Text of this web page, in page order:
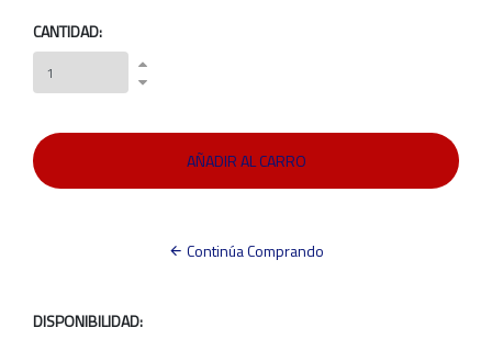
CANTIDAD:
Continúa Comprando
DISPONIBILIDAD: